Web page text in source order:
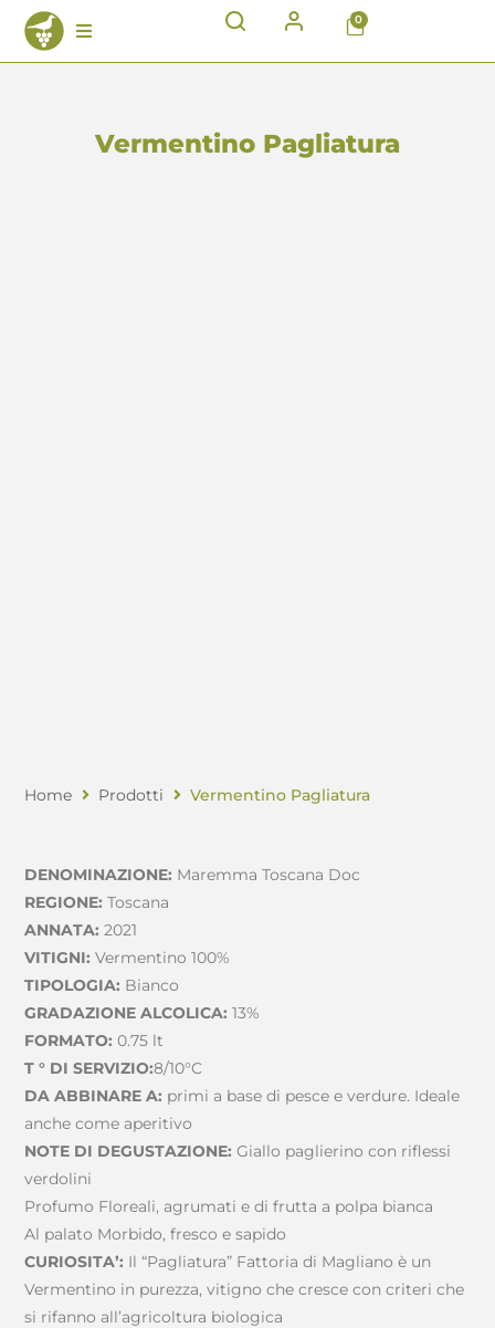
0
Vermentino Pagliatura
Home Prodotti Vermentino Pagliatura
DENOMINAZIONE: Maremma Toscana Doc
REGIONE:Toscana
ANNATA: 2021
VITIGNI: Vermentino 100%
TIPOLOGIA: Bianco
GRADAZIONE ALCOLICA:13%
FORMATO: 0.75 lt
T ° DI SERVIZIO:8/10°C
DA ABBINARE A: primi a base di pesce e verdure. Ideale
anche come aperitivo
NOTE DI DEGUSTAZIONE: Giallo paglierino con riflessi
verdolini
Profumo Floreali, agrumati e di frutta a polpa bianca
Al palato Morbido, fresco e sapido
CURIOSITA’: Il “Pagliatura” Fattoria di Magliano è un
Vermentino in purezza, vitigno che cresce con criteri che
si rifanno all’agricoltura biologica